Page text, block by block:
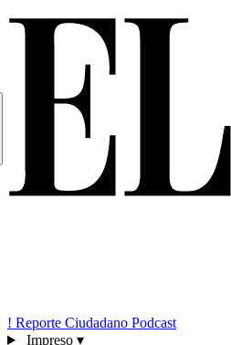
! Reporte Ciudadano Podcast
Impreso ▾